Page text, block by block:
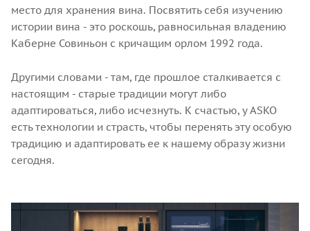
место для хранения вина. Посвятить себя изучению
истории вина - это роскошь, равносильная владению
Каберне Совиньон с кричащим орлом 1992 года.
Другими словами - там, где прошлое сталкивается с
настоящим - старые традиции могут либо
адаптироваться, либо исчезнуть. К счастью, у ASKO
есть технологии и страсть, чтобы перенять эту особую
традицию и адаптировать ее к нашему образу жизни
сегодня.